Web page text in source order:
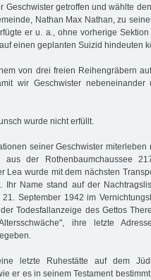
Geschwister getroffen und wählte
Nathan Max Nathan, zu
er u. a., ohne vorherige
einen geplanten Suizid hindeuten
von drei freien Reihengräbern
wir Geschwister nebeneinander
wurde nicht erfüllt.
seiner Geschwister miterleben
der Rothenbaumchaussee
Lea wurde mit dem nächsten
Ihr Name stand auf der
September 1942 im
Todesfallanzeige des Gettos
ihre letzte
letzte Ruhestätte auf dem
er es in seinem Testament